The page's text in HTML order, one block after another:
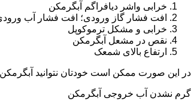
خرابی واشر دیافراگم آبگرمکن
افت فشار گاز ورودی؛ افت فشار آب
خرابی و مشکل ترموکوپل
نقص در مشعل آبگرمکن
ارتفاع بالای شمعک
در این صورت ممکن است خودتان نتوانید
گرم نشدن آب خروجی آبگرمکن